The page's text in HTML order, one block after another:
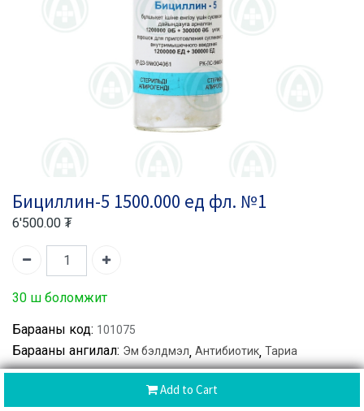
Add to Cart
Бициллин-5 1500.000 ед фл. №1
6'500.00 ₮
30 ш боломжит
Барааны код: 101075
Барааны ангилал: Эм бэлдмэл, Антибиотик, Тариа